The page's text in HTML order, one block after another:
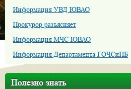
Информация УВД ЮВАО
Прокурор разъясняет
Информация МЧС ЮВАО
Информация Департамента ГОЧСиПБ
Полезно знать